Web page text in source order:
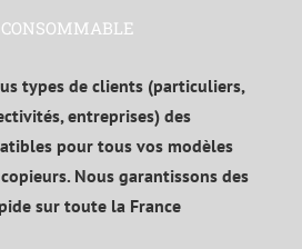
types de clients (particuliers,
entreprises) des
pour tous vos modèles
Nous garantissons des
sur toute la France